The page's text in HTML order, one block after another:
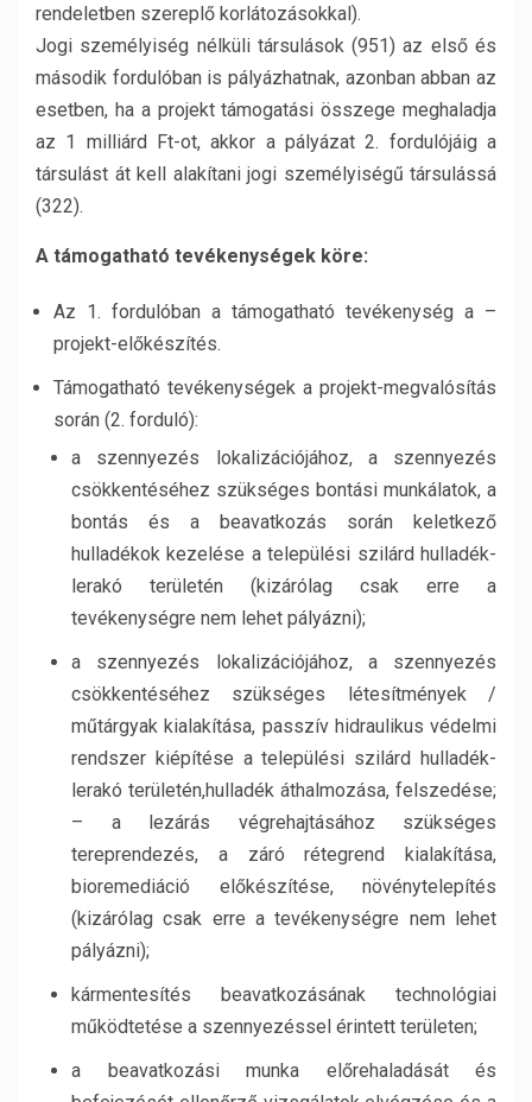
rendeletben szereplő korlátozásokkal).
Jogi személyiség nélküli társulások (951) az első és
második fordulóban is pályázhatnak, azonban abban az
esetben, ha a projekt támogatási összege meghaladja
az 1 milliárd Ft-ot, akkor a pályázat 2. fordulójáig a
társulást át kell alakítani jogi személyiségű társulássá
(322).
A támogatható tevékenységek köre:
Az 1. fordulóban a támogatható tevékenység a –
projekt-előkészítés.
Támogatható tevékenységek a projekt-megvalósítás
során (2. forduló):
a szennyezés lokalizációjához, a szennyezés
csökkentéséhez szükséges bontási munkálatok, a
bontás és a beavatkozás során keletkező
hulladékok kezelése a települési szilárd hulladék-
lerakó területén (kizárólag csak erre a
tevékenységre nem lehet pályázni);
a szennyezés lokalizációjához, a szennyezés
csökkentéséhez szükséges létesítmények /
műtárgyak kialakítása, passzív hidraulikus védelmi
rendszer kiépítése a települési szilárd hulladék-
lerakó területén,hulladék áthalmozása, felszedése;
– a lezárás végrehajtásához szükséges
tereprendezés, a záró rétegrend kialakítása,
bioremediáció előkészítése, növénytelepítés
(kizárólag csak erre a tevékenységre nem lehet
pályázni);
kármentesítés beavatkozásának technológiai
működtetése a szennyezéssel érintett területen;
a beavatkozási munka előrehaladását és